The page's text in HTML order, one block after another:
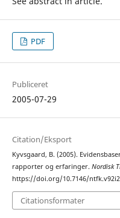
PDF
Publiceret
2005-07-29
Citation/Eksport
Kyvsgaard, B. (2005).
rapporter og erfaringer. Nordisk
https://doi.org/10.7146/
Citationsformater